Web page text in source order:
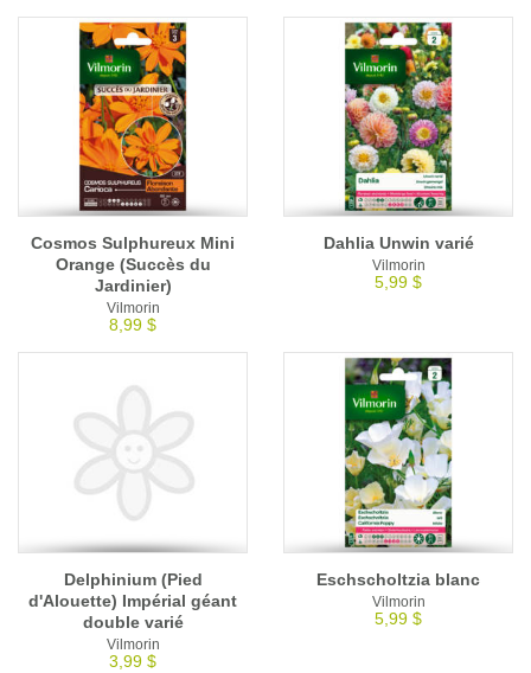
Cosmos Sulphureux Mini
Orange (Succès du
Jardinier)
Vilmorin
8,99 $
Dahlia Unwin varié
Vilmorin
5,99 $
Delphinium (Pied
d'Alouette) Impérial géant
double varié
Vilmorin
3,99 $
Eschscholtzia blanc
Vilmorin
5,99 $